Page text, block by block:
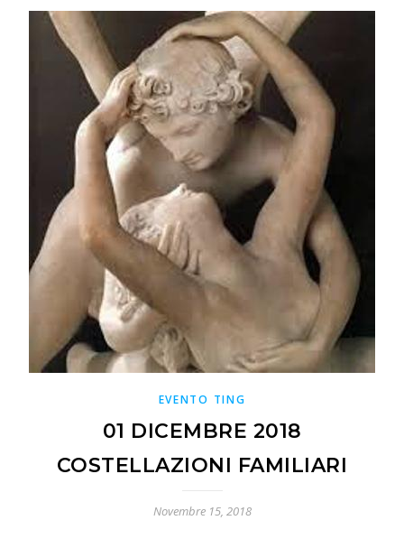
EVENTO TING
01 DICEMBRE 2018
COSTELLAZIONI FAMILIARI
Novembre 15, 2018